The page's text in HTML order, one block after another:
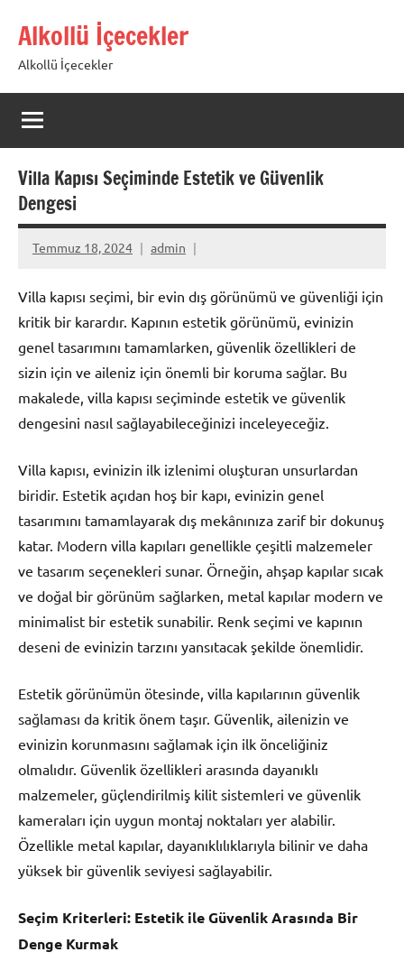
geçAlkollü İçecekler
Alkollü İçecekler
Villa Kapısı Seçiminde Estetik ve Güvenlik
Dengesi
Temmuz 18, 2024 admin
Villa kapısı seçimi, bir evin dış görünümü ve güvenliği için
kritik bir karardır. Kapının estetik görünümü, evinizin
genel tasarımını tamamlarken, güvenlik özellikleri de
sizin için ve aileniz için önemli bir koruma sağlar. Bu
makalede, villa kapısı seçiminde estetik ve güvenlik
dengesini nasıl sağlayabileceğinizi inceleyeceğiz.
Villa kapısı, evinizin ilk izlenimi oluşturan unsurlardan
biridir. Estetik açıdan hoş bir kapı, evinizin genel
tasarımını tamamlayarak dış mekânınıza zarif bir dokunuş
katar. Modern villa kapıları genellikle çeşitli malzemeler
ve tasarım seçenekleri sunar. Örneğin, ahşap kapılar sıcak
ve doğal bir görünüm sağlarken, metal kapılar modern ve
minimalist bir estetik sunabilir. Renk seçimi ve kapının
deseni de evinizin tarzını yansıtacak şekilde önemlidir.
Estetik görünümün ötesinde, villa kapılarının güvenlik
sağlaması da kritik önem taşır. Güvenlik, ailenizin ve
evinizin korunmasını sağlamak için ilk önceliğiniz
olmalıdır. Güvenlik özellikleri arasında dayanıklı
malzemeler, güçlendirilmiş kilit sistemleri ve güvenlik
kameraları için uygun montaj noktaları yer alabilir.
Özellikle metal kapılar, dayanıklılıklarıyla bilinir ve daha
yüksek bir güvenlik seviyesi sağlayabilir.
Seçim Kriterleri: Estetik ile Güvenlik Arasında Bir
Denge Kurmak